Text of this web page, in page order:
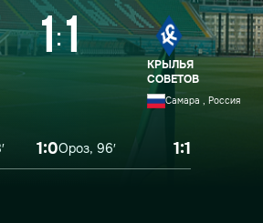
1:1
КРЫЛЬЯ
СОВЕТОВ
Самара , Россия
1:0Ороз, 96′ 1:1